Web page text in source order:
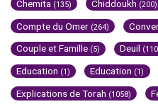
Chemita (135) Chiddoukh (200)
Compte du Omer (264)
Couple et Famille (5) Deuil
Education (1) Education (1)
Explications de Torah (1058)